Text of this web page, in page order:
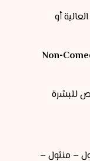
أو
Non-
للبشرة
– منثول –